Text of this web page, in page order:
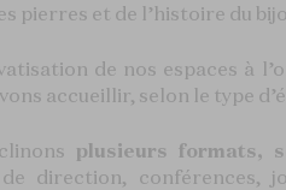
pierres et de l’histoire du
de nos espaces à
accueillir, selon le type
plusieurs formats,
direction, conférences,